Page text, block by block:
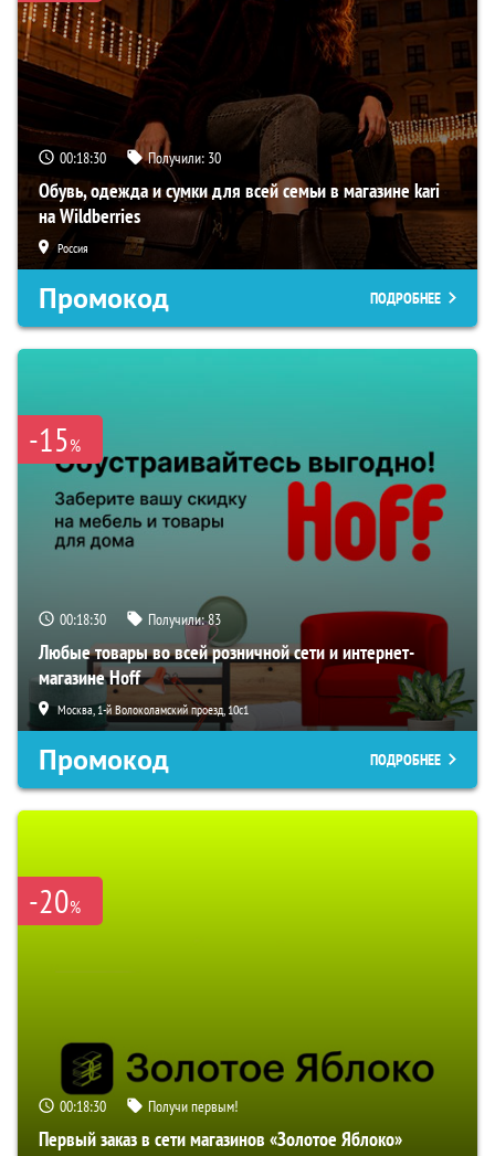
00:18:29 Получили: 30
Обувь, одежда и сумки для всей семьи в магазине kari
на Wildberries
Россия
Промокод ПОДРОБНЕЕ
-15%
00:18:29 Получили:83
Любые товары во всей розничной сети и интернет-
магазине Hoff
Москва, 1-й Волоколамский проезд, 10с1
Промокод ПОДРОБНЕЕ
-20%
00:18:29 Получи первым!
Первый заказ в сети магазинов «Золотое Яблоко»